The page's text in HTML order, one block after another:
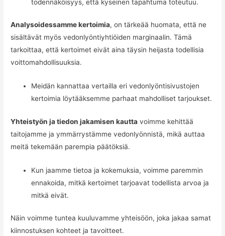
todennäköisyys, että kyseinen tapahtuma toteutuu.
Analysoidessamme kertoimia, on tärkeää huomata, että ne
sisältävät myös vedonlyöntiyhtiöiden marginaalin. Tämä
tarkoittaa, että kertoimet eivät aina täysin heijasta todellisia
voittomahdollisuuksia.
Meidän kannattaa vertailla eri vedonlyöntisivustojen
kertoimia löytääksemme parhaat mahdolliset tarjoukset.
Yhteistyön ja tiedon jakamisen kautta voimme kehittää
taitojamme ja ymmärrystämme vedonlyönnistä, mikä auttaa
meitä tekemään parempia päätöksiä.
Kun jaamme tietoa ja kokemuksia, voimme paremmin
ennakoida, mitkä kertoimet tarjoavat todellista arvoa ja
mitkä eivät.
Näin voimme tuntea kuuluvamme yhteisöön, joka jakaa samat
kiinnostuksen kohteet ja tavoitteet.